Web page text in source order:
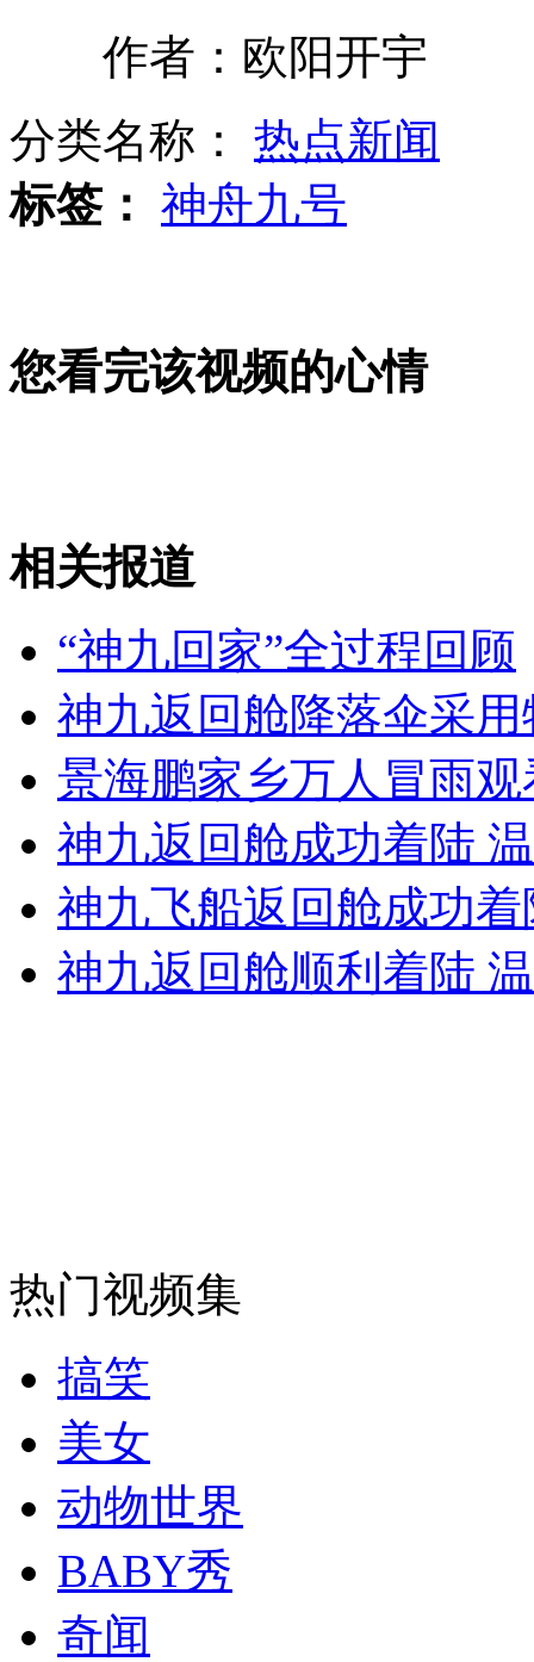
"一元免征"触动民众"减税"神经
山西运城恶犬咬伤多人 警民合力深夜将其击毙
无痛分娩是否安全 医生回应
外交部：反对强权政治霸凌主义
外交部：有关国家言论片面不公正
安徽一实载49人客车翻车
走！跟着总书记去植树
司机酒驾遇交警 急速倒车逃窜
作者：欧阳开宇
分类名称： 热点新闻
标签： 神舟九号
您看完该视频的心情
相关报道
“神九回家”全过程回顾
神九返回舱降落伞采
景海鹏家乡万人冒雨
神九返回舱成功着陆
神九飞船返回舱成功
神九返回舱顺利着陆
热门视频集
搞笑
美女
动物世界
BABY秀
奇闻